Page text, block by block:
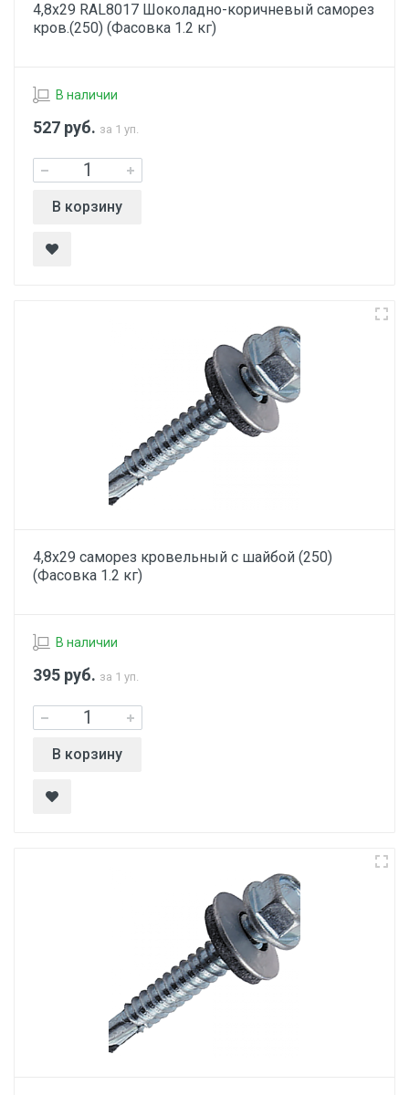
4,8х29 RAL8017 Шоколадно-коричневый саморез
кров.(250) (Фасовка 1.2 кг)
В наличии
527 руб. за 1 уп.
В корзину
4,8х29 саморез кровельный с шайбой (250)
(Фасовка 1.2 кг)
В наличии
395 руб. за 1 уп.
В корзину